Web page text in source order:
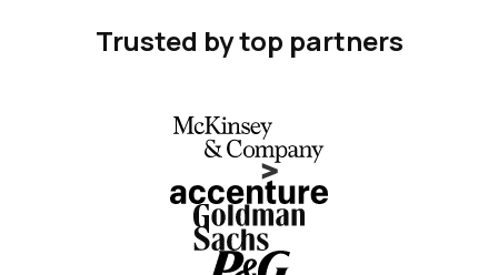
Trusted by top partners